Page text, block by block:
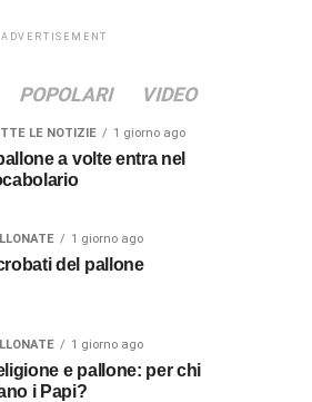
ADVERTISEMENT
POPOLARI VIDEO
LE NOTIZIE 1 giorno ago
pallone a volte entra nel
1 giorno ago
del pallone
1 giorno ago
e pallone: per chi
i Papi?